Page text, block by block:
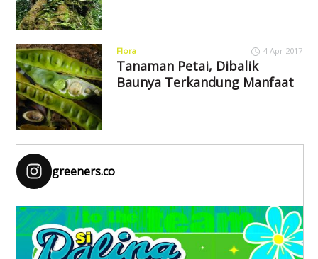
Flora 4 Apr 2017
Tanaman Petai, Dibalik
Baunya Terkandung Manfaat
greeners.co